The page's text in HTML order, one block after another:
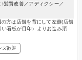
髪質改善／アディクシー／
方は店舗を背にして左側(店舗
看板が目印）よりお進み頂
ズ歓迎